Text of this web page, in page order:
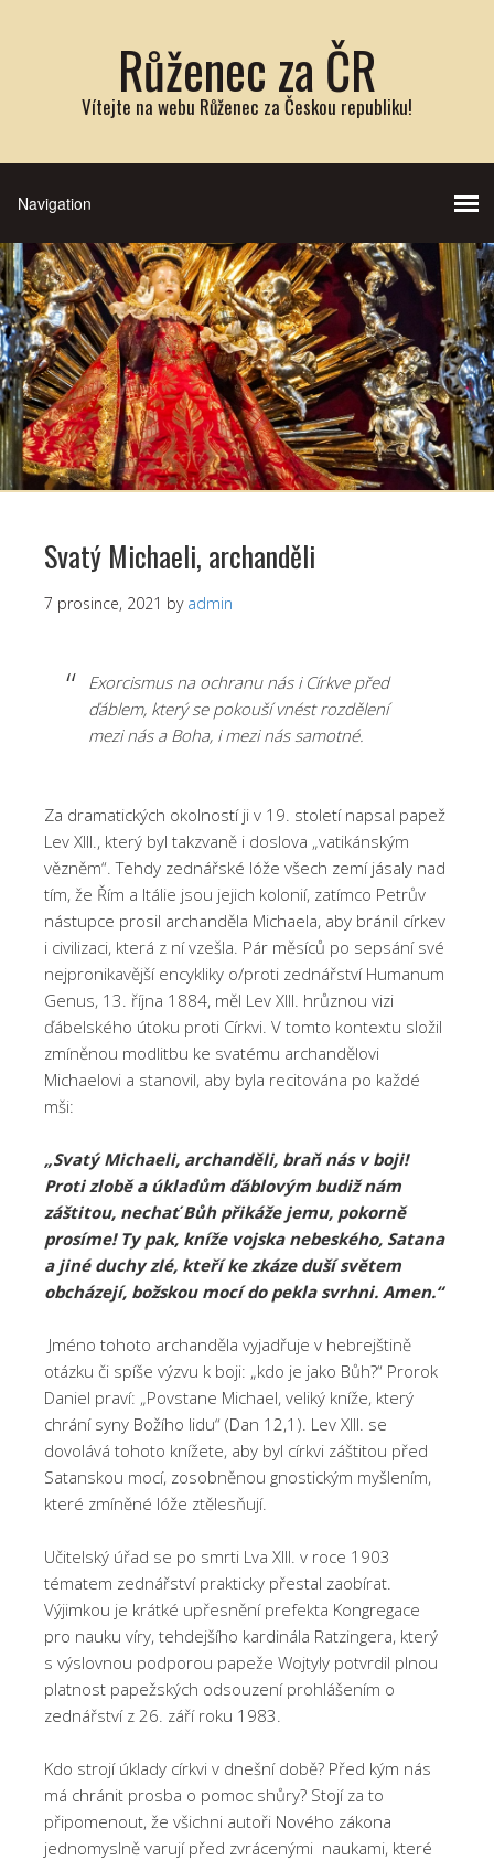
Růženec za ČR
Vítejte na webu Růženec za Českou republiku!
Svatý Michaeli, archanděli
7 prosince, 2021 by admin
Exorcismus na ochranu nás i Církve před
ďáblem, který se pokouší vnést rozdělení
mezi nás a Boha, i mezi nás samotné.
Za dramatických okolností ji v 19. století napsal papež
Lev XIII., který byl takzvaně i doslova „vatikánským
vězněm“. Tehdy zednářské lóže všech zemí jásaly nad
tím, že Řím a Itálie jsou jejich kolonií, zatímco Petrův
nástupce prosil archanděla Michaela, aby bránil církev
i civilizaci, která z ní vzešla. Pár měsíců po sepsání své
nejpronikavější encykliky o/proti zednářství Humanum
Genus, 13. října 1884, měl Lev XIII. hrůznou vizi
ďábelského útoku proti Církvi. V tomto kontextu složil
zmíněnou modlitbu ke svatému archandělovi
Michaelovi a stanovil, aby byla recitována po každé
mši:
„Svatý Michaeli, archanděli, braň nás v boji!
Proti zlobě a úkladům ďáblovým budiž nám
záštitou, nechať Bůh přikáže jemu, pokorně
prosíme! Ty pak, kníže vojska nebeského, Satana
a jiné duchy zlé, kteří ke zkáze duší světem
obcházejí, božskou mocí do pekla svrhni. Amen.“
Jméno tohoto archanděla vyjadřuje v hebrejštině
otázku či spíše výzvu k boji: „kdo je jako Bůh?“ Prorok
Daniel praví: „Povstane Michael, veliký kníže, který
chrání syny Božího lidu“ (Dan 12,1). Lev XIII. se
dovolává tohoto knížete, aby byl církvi záštitou před
Satanskou mocí, zosobněnou gnostickým myšlením,
které zmíněné lóže ztělesňují.
Učitelský úřad se po smrti Lva XIII. v roce 1903
tématem zednářství prakticky přestal zaobírat.
Výjimkou je krátké upřesnění prefekta Kongregace
pro nauku víry, tehdejšího kardinála Ratzingera, který
s výslovnou podporou papeže Wojtyly potvrdil plnou
platnost papežských odsouzení prohlášením o
zednářství z 26. září roku 1983.
Kdo strojí úklady církvi v dnešní době? Před kým nás
má chránit prosba o pomoc shůry? Stojí za to
připomenout, že všichni autoři Nového zákona
jednomyslně varují před zvrácenými naukami, které